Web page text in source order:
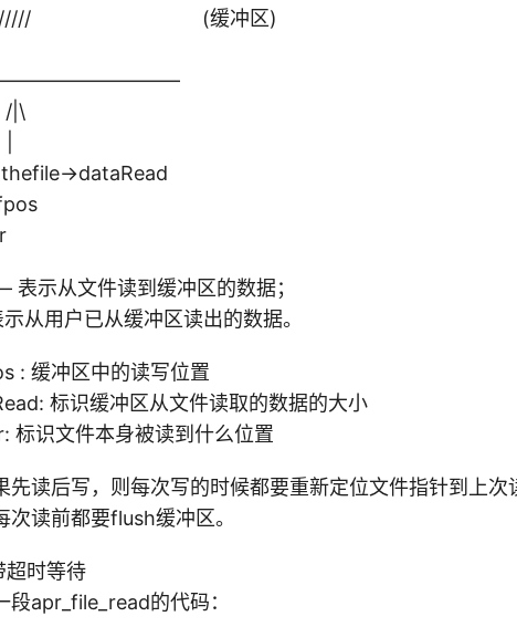
(缓冲区)
>dataRead
示从文件读到缓冲区的数据；
从用户已从缓冲区读出的数据。
: 缓冲区中的读写位置
标识缓冲区从文件读取的数据的大小
识文件本身被读到什么位置
先读后写，则每次写的时候都要重新定位文件指针到上次
次读前都要flush缓冲区。
超时等待
段apr_file_read的代码：